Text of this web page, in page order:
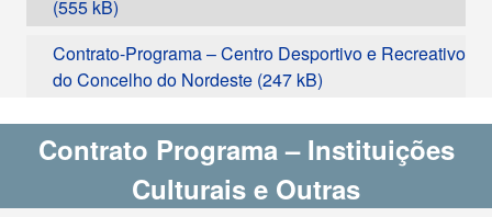
Contrato-Programa – Centro Desportivo e Recreativo
do Concelho do Nordeste
Contrato Programa – Instituições
Culturais e Outras